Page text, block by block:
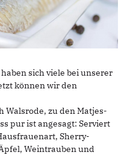
sich viele bei unserer
können wir den
Walsrode, zu den Matjes-
pur ist angesagt: Serviert
Sherry-
Weintrauben und